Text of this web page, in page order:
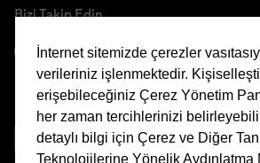
Bizi Takip Edin
Uygulamamızı İndirin
İnternet sitemizde çerezler
verileriniz işlenmektedir.
erişebileceğiniz Çerez Yönetim
her zaman tercihlerinizi
detaylı bilgi için Çerez ve Diğer
Teknolojilerine Yönelik Aydınlatma